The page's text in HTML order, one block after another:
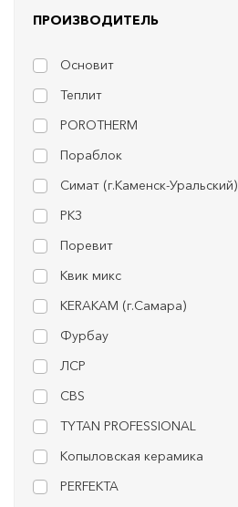
ПРОИЗВОДИТЕЛЬ
Основит
Теплит
POROTHERM
Пораблок
Симат (г.Каменск-Уральский)
РКЗ
Поревит
Квик микс
KERAKAM (г.Самара)
Фурбау
ЛСР
CBS
TYTAN PROFESSIONAL
Копыловская керамика
PERFEKTA